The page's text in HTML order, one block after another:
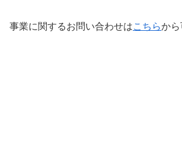
事業に関するお問い合わせはこちらから